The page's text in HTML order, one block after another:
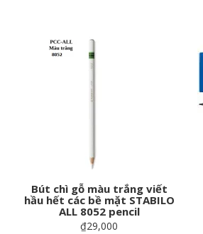
Bút chì gỗ màu trắng viết
hầu hết các bề mặt STABILO
ALL 8052 pencil
₫29,000